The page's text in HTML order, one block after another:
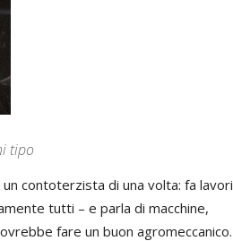
tipo
un contoterzista di una volta: fa lavori
tutti – e parla di macchine,
fare un buon agromeccanico.